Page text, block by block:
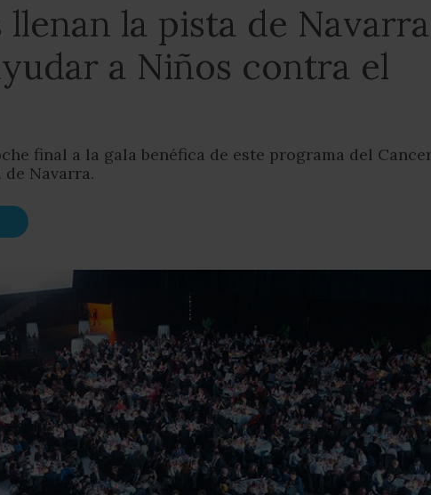
la pista de Navarra
a Niños contra el
final a la gala benéfica de este programa del
Navarra.